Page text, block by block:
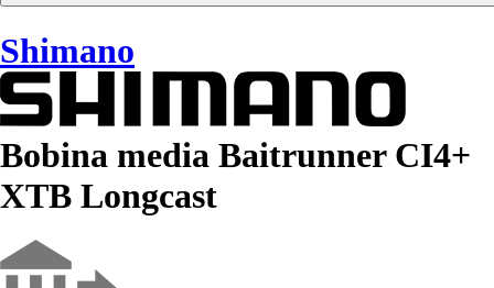
Shimano
Bobina media Baitrunner CI4+
XTB Longcast